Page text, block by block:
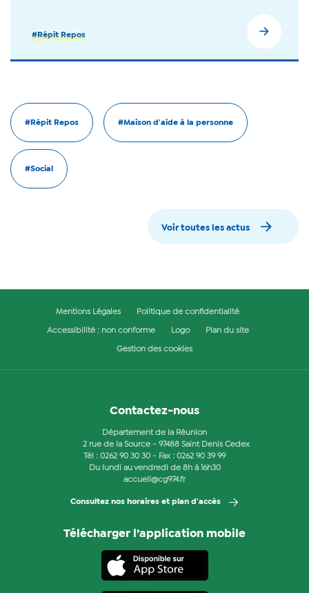
#Répit Repos
#Répit Repos #Maison d'aide à la personne
#Social
Voir toutes les actus
Mentions Légales Politique de confidentialité
Accessibilité : non conforme Logo Plan du site
Gestion des cookies
Contactez-nous
Département de la Réunion
2 rue de la Source - 97488 Saint Denis Cedex
Tél : 0262 90 30 30 - Fax : 0262 90 39 99
Du lundi au vendredi de 8h à 16h30
accueil@cg974.fr
Consultez nos horaires et plan d'accès
Télécharger l’application mobile